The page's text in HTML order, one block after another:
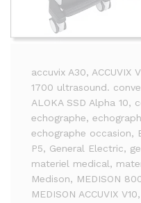
accuvix A30, ACCUVIX
1700 ultrasound.
ALOKA SSD Alpha 10,
echographe,
echographe occasion,
P5, General Electric,
materiel medical,
Medison, MEDISON
MEDISON ACCUVIX V10